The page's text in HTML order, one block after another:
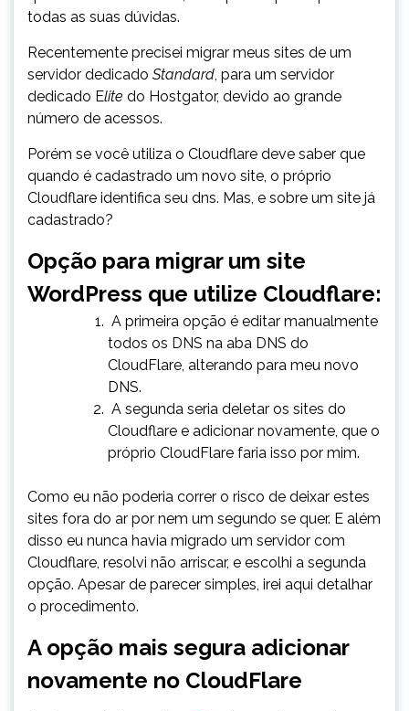
todas as suas dúvidas.
Recentemente precisei migrar meus sites de um
servidor dedicado Standard, para um servidor
dedicado Elite do Hostgator, devido ao grande
número de acessos.
Porém se você utiliza o Cloudflare deve saber que
quando é cadastrado um novo site, o próprio
Cloudflare identifica seu dns. Mas, e sobre um site já
cadastrado?
Opção para migrar um site
WordPress que utilize Cloudflare:
A primeira opção é editar manualmente
todos os DNS na aba DNS do
CloudFlare, alterando para meu novo
DNS.
A segunda seria deletar os sites do
Cloudflare e adicionar novamente, que o
próprio CloudFlare faria isso por mim.
Como eu não poderia correr o risco de deixar estes
sites fora do ar por nem um segundo se quer. E além
disso eu nunca havia migrado um servidor com
Cloudflare, resolvi não arriscar, e escolhi a segunda
opção. Apesar de parecer simples, irei aqui detalhar
o procedimento.
A opção mais segura adicionar
novamente no CloudFlare